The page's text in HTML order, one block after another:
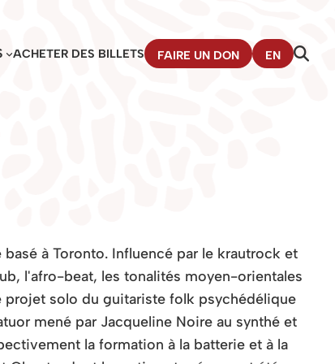
ACHETER DES BILLETS FAIRE UN DON EN
à Toronto. Influencé par le krautrock et
l'afro-beat, les tonalités moyen-orientales
solo du guitariste folk psychédélique
mené par Jacqueline Noire au synthé et
la formation à la batterie et à la